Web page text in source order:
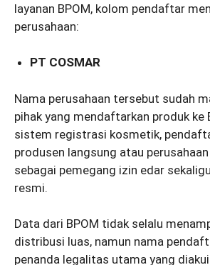
layanan BPOM, kolom pendaftar
perusahaan:
PT COSMAR
Nama perusahaan tersebut sudah
pihak yang mendaftarkan produk ke
sistem registrasi kosmetik,
produsen langsung atau
sebagai pemegang izin edar
resmi.
Data dari BPOM tidak selalu
distribusi luas, namun nama
penanda legalitas utama yang